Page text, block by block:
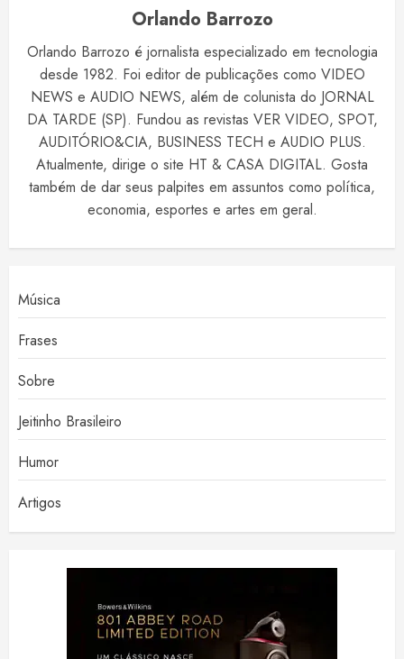
Orlando Barrozo
Orlando Barrozo é jornalista especializado em tecnologia
desde 1982. Foi editor de publicações como VIDEO
NEWS e AUDIO NEWS, além de colunista do JORNAL
DA TARDE (SP). Fundou as revistas VER VIDEO, SPOT,
AUDITÓRIO&CIA, BUSINESS TECH e AUDIO PLUS.
Atualmente, dirige o site HT & CASA DIGITAL. Gosta
também de dar seus palpites em assuntos como política,
economia, esportes e artes em geral.
Música
Frases
Sobre
Jeitinho Brasileiro
Humor
Artigos